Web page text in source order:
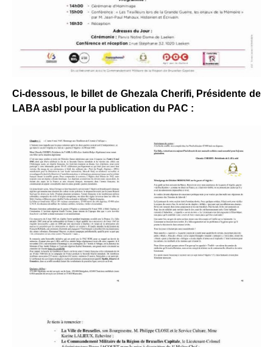
Ci-dessous, le billet de Ghezala Cherifi, Présidente de
LABA asbl pour la publication du PAC :